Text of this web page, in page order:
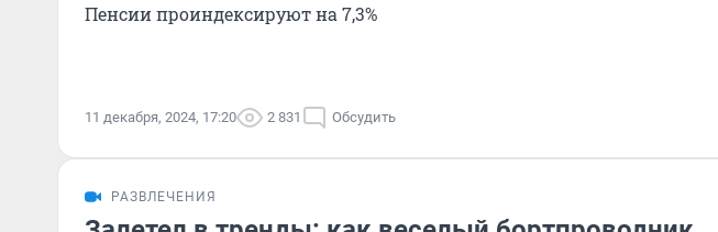
Пенсии проиндексируют на 7,3%
11 декабря, 2024, 17:20 2 831 Обсудить
РАЗВЛЕЧЕНИЯ